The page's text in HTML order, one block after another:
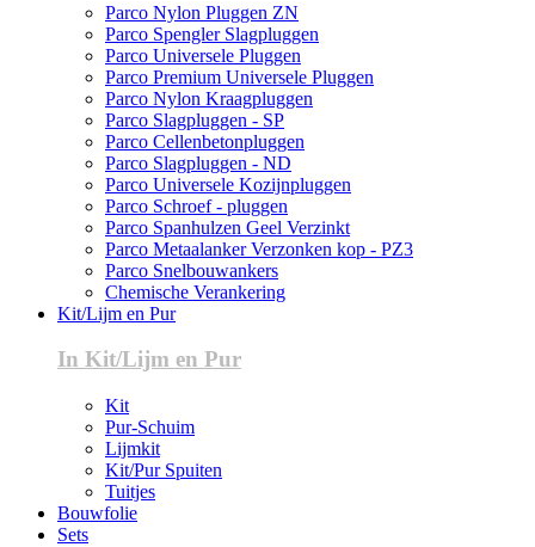
Parco Nylon Pluggen ZN
Parco Spengler Slagpluggen
Parco Universele Pluggen
Parco Premium Universele Pluggen
Parco Nylon Kraagpluggen
Parco Slagpluggen - SP
Parco Cellenbetonpluggen
Parco Slagpluggen - ND
Parco Universele Kozijnpluggen
Parco Schroef - pluggen
Parco Spanhulzen Geel Verzinkt
Parco Metaalanker Verzonken kop - PZ3
Parco Snelbouwankers
Chemische Verankering
Kit/Lijm en Pur
In Kit/Lijm en Pur
Kit
Pur-Schuim
Lijmkit
Kit/Pur Spuiten
Tuitjes
Bouwfolie
Sets